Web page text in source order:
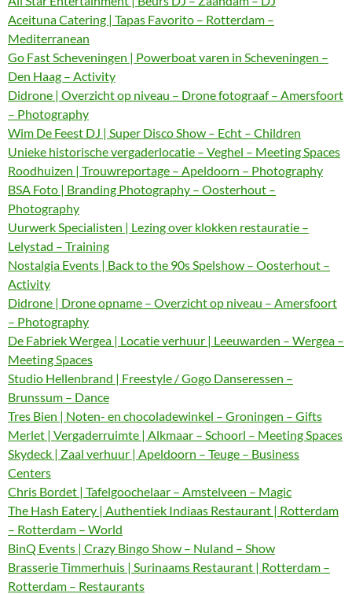
Aceituna Catering | Tapas Favorito – Rotterdam –
Mediterranean
Go Fast Scheveningen | Powerboat varen in Scheveningen –
Den Haag – Activity
Didrone | Overzicht op niveau – Drone fotograaf – Amersfoort
– Photography
Wim De Feest DJ | Super Disco Show – Echt – Children
Unieke historische vergaderlocatie – Veghel – Meeting Spaces
Roodhuizen | Trouwreportage – Apeldoorn – Photography
BSA Foto | Branding Photography – Oosterhout –
Photography
Uurwerk Specialisten | Lezing over klokken restauratie –
Lelystad – Training
Nostalgia Events | Back to the 90s Spelshow – Oosterhout –
Activity
Didrone | Drone opname – Overzicht op niveau – Amersfoort
– Photography
De Fabriek Wergea | Locatie verhuur | Leeuwarden – Wergea –
Meeting Spaces
Studio Hellenbrand | Freestyle / Gogo Danseressen –
Brunssum – Dance
Tres Bien | Noten- en chocoladewinkel – Groningen – Gifts
Merlet | Vergaderruimte | Alkmaar – Schoorl – Meeting Spaces
Skydeck | Zaal verhuur | Apeldoorn – Teuge – Business
Centers
Chris Bordet | Tafelgoochelaar – Amstelveen – Magic
The Hash Eatery | Authentiek Indiaas Restaurant | Rotterdam
– Rotterdam – World
BinQ Events | Crazy Bingo Show – Nuland – Show
Brasserie Timmerhuis | Surinaams Restaurant | Rotterdam –
Rotterdam – Restaurants